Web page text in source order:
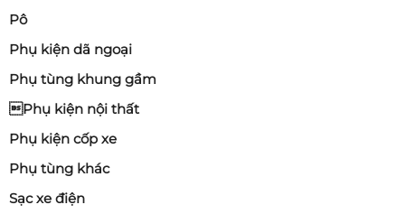
Pô
Phụ kiện dã ngoại
Phụ tùng khung gầm
Phụ kiện nội thất
Phụ kiện cốp xe
Phụ tùng khác
Sạc xe điện